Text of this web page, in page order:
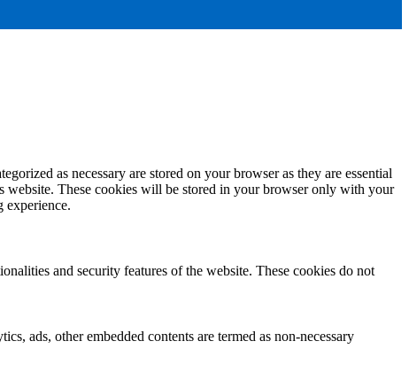
as necessary are stored on your browser as they are essential
website. These cookies will be stored in your browser only with your
experience.
and security features of the website. These cookies do not
ads, other embedded contents are termed as non-necessary